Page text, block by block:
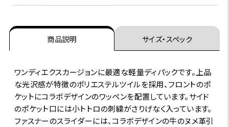
商品説明 サイズ・スペック
ワンディエクスカージョンに最適な軽量ディパックです。上品
な光沢感が特徴のポリエステルツイルを採用、フロントのポ
ケットにコラボデザインのワッペンを配置しています。サイド
のポケット口には小トトロの刺繍がさりげなく入っています。
ファスナーのスライダーには、コラボデザインの牛のヌメ革引